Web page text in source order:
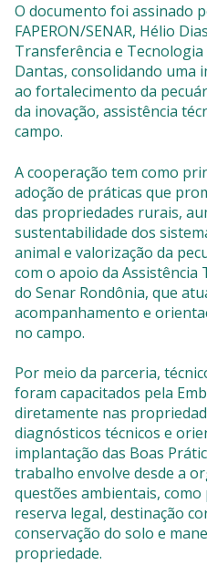
O documento foi assinado
FAPERON/SENAR, Hélio
Transferência e Tecnologia
Dantas, consolidando uma
ao fortalecimento da
da inovação, assistência
campo.
A cooperação tem como
adoção de práticas que
das propriedades rurais,
sustentabilidade dos
animal e valorização da
com o apoio da Assistência
do Senar Rondônia, que
acompanhamento e
no campo.
Por meio da parceria,
foram capacitados pela
diretamente nas
diagnósticos técnicos e
implantação das Boas
trabalho envolve desde a
questões ambientais, como
reserva legal, destinação
conservação do solo e
propriedade.